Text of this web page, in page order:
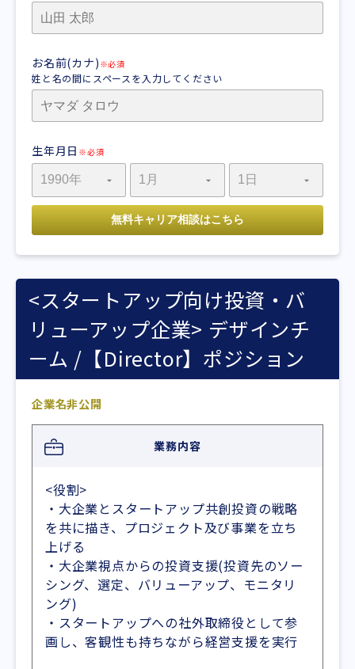
お名前(カナ) ※必須
姓と名の間にスペースを入力してください
生年月日 ※必須
<スタートアップ向け投資・バ
リューアップ企業> デザインチ
ーム /【Director】ポジション
企業名非公開
業務内容
<役割>
・大企業とスタートアップ共創投資の戦略
を共に描き、プロジェクト及び事業を立ち
上げる
・大企業視点からの投資支援(投資先のソー
シング、選定、バリューアップ、モニタリ
ング)
・スタートアップへの社外取締役として参
画し、客観性も持ちながら経営支援を実行